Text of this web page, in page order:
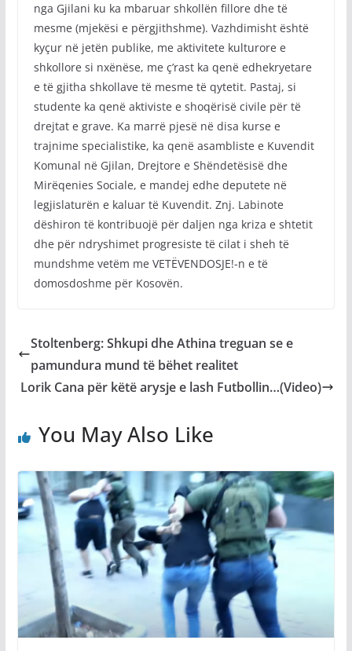
nga Gjilani ku ka mbaruar shkollën fillore dhe të
mesme (mjekësi e përgjithshme). Vazhdimisht është
kyçur në jetën publike, me aktivitete kulturore e
shkollore si nxënëse, me ç’rast ka qenë edhekryetare
e të gjitha shkollave të mesme të qytetit. Pastaj, si
studente ka qenë aktiviste e shoqërisë civile për të
drejtat e grave. Ka marrë pjesë në disa kurse e
trajnime specialistike, ka qenë asambliste e Kuvendit
Komunal në Gjilan, Drejtore e Shëndetësisë dhe
Mirëqenies Sociale, e mandej edhe deputete në
legjislaturën e kaluar të Kuvendit. Znj. Labinote
dëshiron të kontribuojë për daljen nga kriza e shtetit
dhe për ndryshimet progresiste të cilat i sheh të
mundshme vetëm me VETËVENDOSJE!-n e të
domosdoshme për Kosovën.
Stoltenberg: Shkupi dhe Athina treguan se e
pamundura mund të bëhet realitet
Lorik Cana për këtë arysje e lash Futbollin…(Video)
You May Also Like